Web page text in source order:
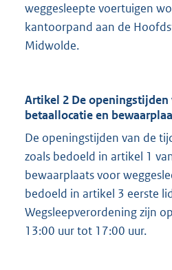
weggesleepte voertuigen
kantoorpand aan de
Midwolde.
Artikel 2 De
betaallocatie en
De openingstijden van de
zoals bedoeld in artikel 1
bewaarplaats voor
bedoeld in artikel 3 eerste
Wegsleepverordening zijn
13:00 uur tot 17:00 uur.